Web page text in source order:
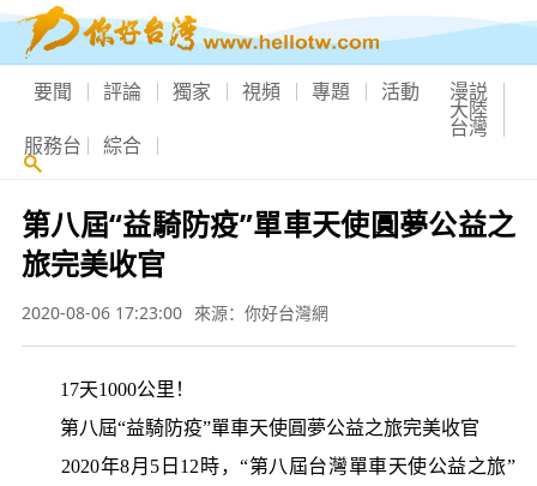
要聞 評論 獨家 視頻 專題 活動 漫説
大陸
台灣
服務台 綜合
第八屆“益騎防疫”單車天使圓夢公益之
旅完美收官
2020-08-06 17:23:00 來源：你好台灣網
17天1000公里！
第八屆“益騎防疫”單車天使圓夢公益之旅完美收官
2020年8月5日12時，“第八屆台灣單車天使公益之旅”